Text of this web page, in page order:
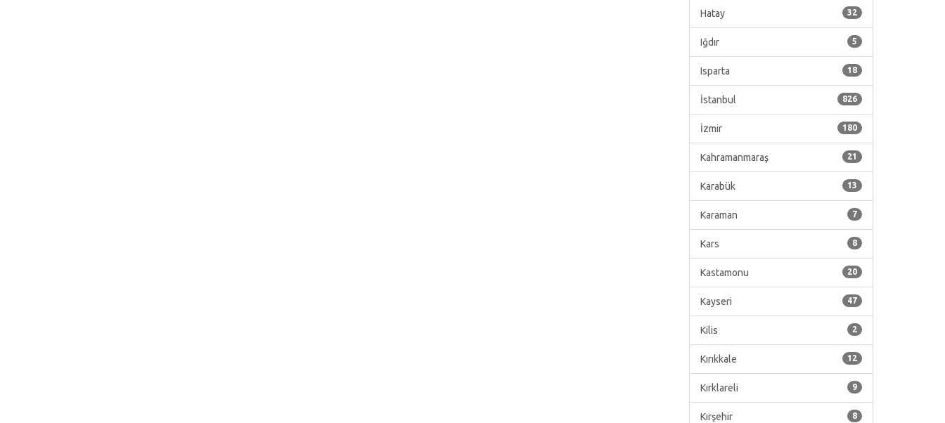
32
Hatay
5
Iğdır
18
Isparta
826
İstanbul
180
İzmir
21
Kahramanmaraş
13
Karabük
7
Karaman
8
Kars
20
Kastamonu
47
Kayseri
2
Kilis
12
Kırıkkale
9
Kırklareli
8
Kırşehir